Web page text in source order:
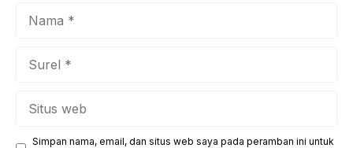
Simpan nama, email, dan situs web saya pada peramban ini untuk